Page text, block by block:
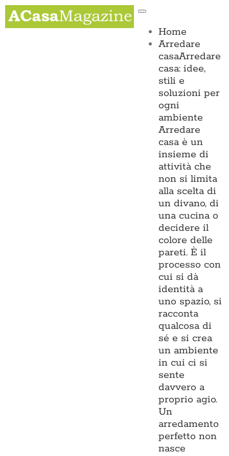
Salta
contenuto
Toggle
Home
Arredare
casaArredare
casa: idee,
stili e
soluzioni per
ogni
ambiente
Arredare
casa è un
insieme di
attività che
non si limita
alla scelta di
un divano, di
una cucina o
decidere il
colore delle
pareti. È il
processo con
cui si dà
identità a
uno spazio, si
racconta
qualcosa di
sé e si crea
un ambiente
in cui ci si
sente
davvero a
proprio agio.
Un
arredamento
perfetto non
nasce